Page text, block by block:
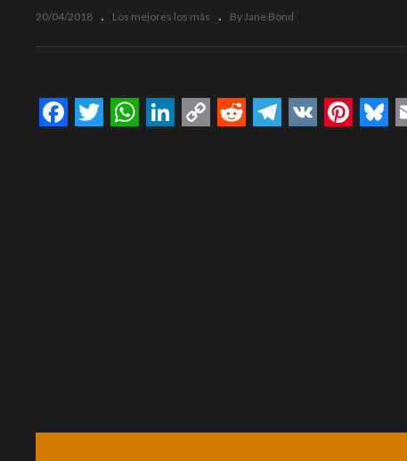
20/04/2018 Los mejores los más By Jane Bond